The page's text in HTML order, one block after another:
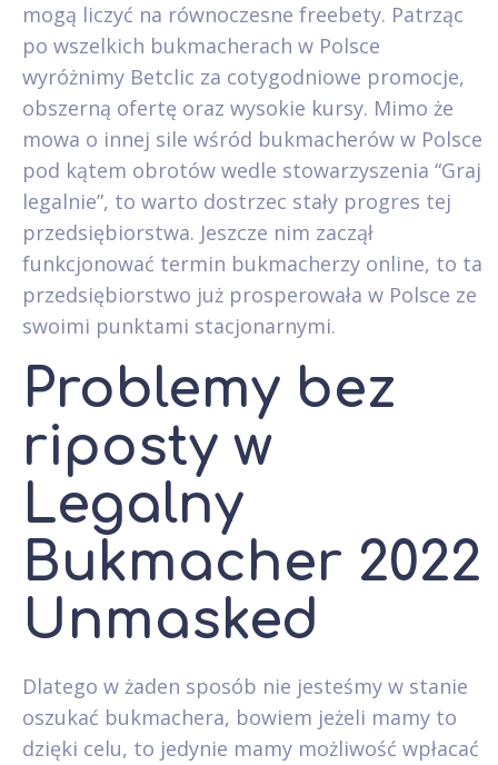
mogą liczyć na równoczesne freebety. Patrząc
po wszelkich bukmacherach w Polsce
wyróżnimy Betclic za cotygodniowe promocje,
obszerną ofertę oraz wysokie kursy. Mimo że
mowa o innej sile wśród bukmacherów w Polsce
pod kątem obrotów wedle stowarzyszenia “Graj
legalnie”, to warto dostrzec stały progres tej
przedsiębiorstwa. Jeszcze nim zaczął
funkcjonować termin bukmacherzy online, to ta
przedsiębiorstwo już prosperowała w Polsce ze
swoimi punktami stacjonarnymi.
Problemy bez
riposty w
Legalny
Bukmacher 2022
Unmasked
Dlatego w żaden sposób nie jesteśmy w stanie
oszukać bukmachera, bowiem jeżeli mamy to
dzięki celu, to jedynie mamy możliwość wpłacać